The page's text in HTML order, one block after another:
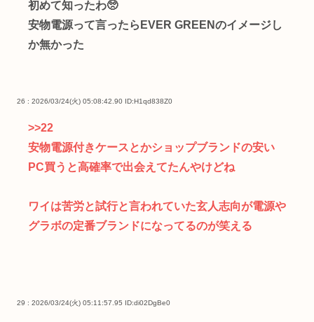
初めて知ったわ🥺
安物電源って言ったらEVER GREENのイメージし
か無かった
26 : 2026/03/24(火) 05:08:42.90 ID:H1qd838Z0
>>22
安物電源付きケースとかショップブランドの安い
PC買うと高確率で出会えてたんやけどね
ワイは苦労と試行と言われていた玄人志向が電源や
グラボの定番ブランドになってるのが笑える
29 : 2026/03/24(火) 05:11:57.95 ID:di02DgBe0